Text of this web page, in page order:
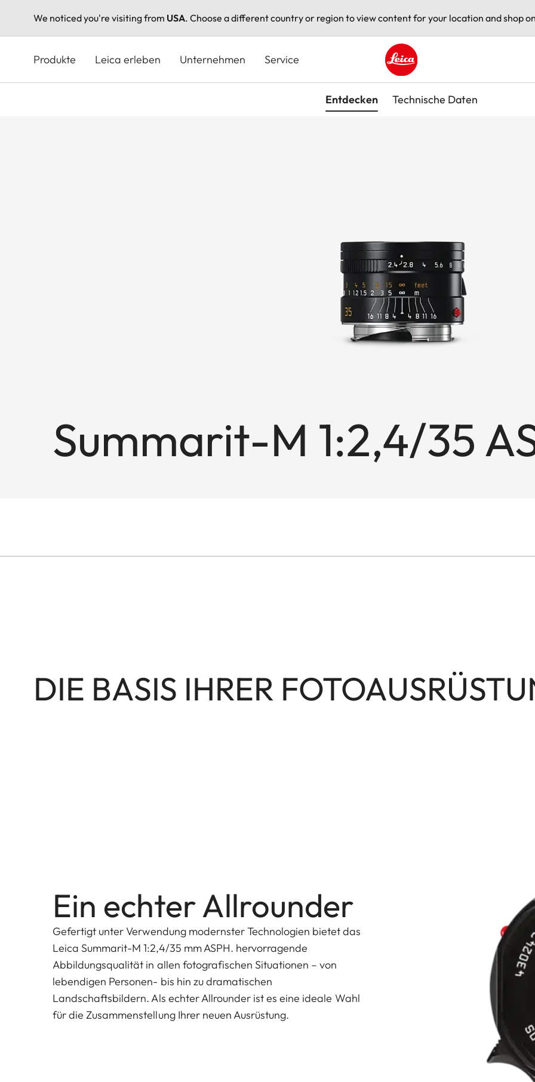
We noticed you're visiting from USA. Choose a different country or region to view content for your location and shop
Produkte Leica erleben Unternehmen Service
Leica logo - Home
Entdecken Technische Daten
Summarit-M 1:2,4/35
DIE BASIS IHRER
Ein echter Allrounder
Gefertigt unter Verwendung modernster Technologien bietet das
Leica Summarit-M 1:2,4/35 mm ASPH. hervorragende
Abbildungsqualität in allen fotografischen Situationen – von
lebendigen Personen- bis hin zu dramatischen
Landschaftsbildern. Als echter Allrounder ist es eine ideale Wahl
für die Zusammenstellung Ihrer neuen Ausrüstung.